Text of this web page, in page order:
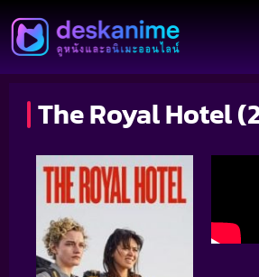
The Royal Hotel